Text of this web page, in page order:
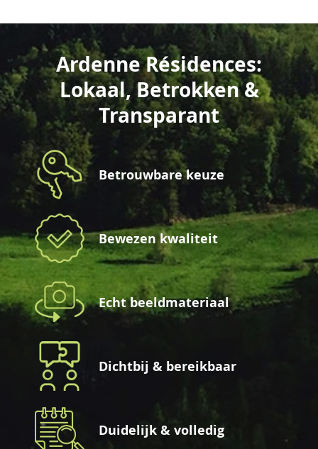
Ardenne Résidences:
Lokaal, Betrokken &
Transparant
Betrouwbare keuze
Bewezen kwaliteit
Echt beeldmateriaal
Dichtbij & bereikbaar
Duidelijk & volledig